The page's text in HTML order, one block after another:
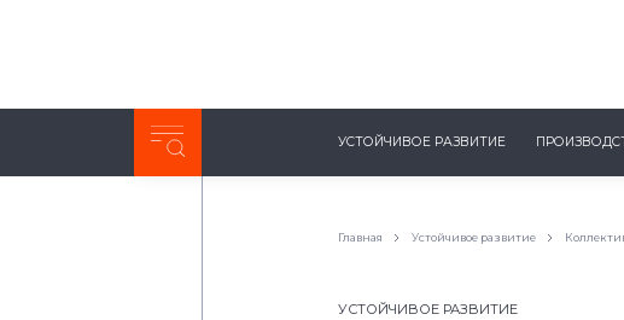
Неделя с ТМК. Выпуск №27 (225)
УСТОЙЧИВОЕ РАЗВИТИЕ
Главная Устойчивое развитие
УСТОЙЧИВОЕ РАЗВИТИЕ